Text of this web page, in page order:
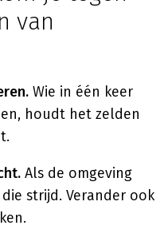
van
Wie in één keer
houdt het zelden
Als de omgeving
strijd. Verander ook